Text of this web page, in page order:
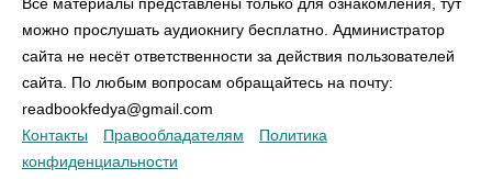
Все материалы представлены только для ознакомления, тут
можно прослушать аудиокнигу бесплатно. Администратор
сайта не несёт ответственности за действия пользователей
сайта. По любым вопросам обращайтесь на почту:
readbookfedya@gmail.com
Контакты
Правообладателям
Политика
конфиденциальности